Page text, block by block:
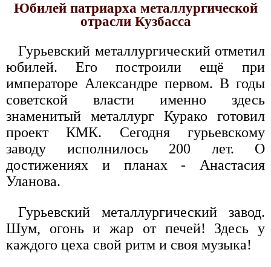
Юбилей патриарха металлургической
отрасли Кузбасса
Гурьевский металлургический отметил
юбилей. Его построили ещё при
императоре Александре первом. В годы
советской власти именно здесь
знаменитый металлург Курако готовил
проект КМК. Сегодня гурьевскому
заводу исполнилось 200 лет. О
достижениях и планах - Анастасия
Уланова.
Гурьевский металлургический завод.
Шум, огонь и жар от печей! Здесь у
каждого цеха свой ритм и своя музыка!